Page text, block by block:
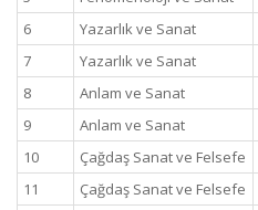
6
Yazarlık ve Sanat
7
Yazarlık ve Sanat
8
Anlam ve Sanat
9
Anlam ve Sanat
10
Çağdaş Sanat ve Felsefe
11
Çağdaş Sanat ve Felsefe